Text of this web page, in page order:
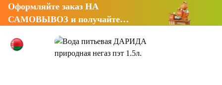
Оформляйте заказ НА
САМОВЫВОЗ и получайте